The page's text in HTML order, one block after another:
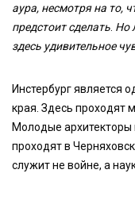
аура, несмотря на то,
предстоит сделать Но
здесь удивительное
Инстербург является
края. Здесь проходят
Молодые архитекторы
проходят в
служит не войне, а